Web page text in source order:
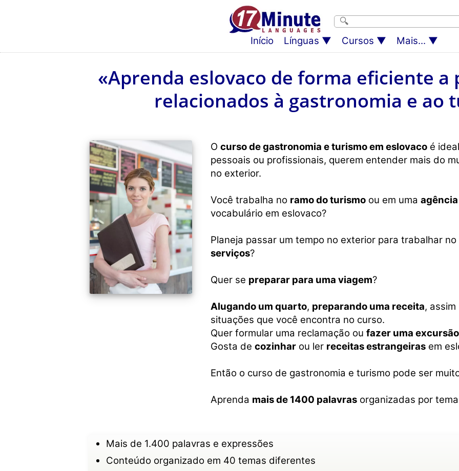
Início Línguas Cursos Mais...
«Aprenda eslovaco de forma eficiente
relacionados à gastronomia e ao
O curso de gastronomia e turismo em eslovaco é
pessoais ou profissionais, querem entender mais do
no exterior.
Você trabalha no ramo do turismo ou em uma
vocabulário em eslovaco?
Planeja passar um tempo no exterior para trabalhar
serviços?
Quer se preparar para uma viagem?
Alugando um quarto, preparando uma receita,
situações que você encontra no curso.
Quer formular uma reclamação ou fazer uma
Gosta de cozinhar ou ler receitas estrangeiras em
Então o curso de gastronomia e turismo pode ser
Aprenda mais de 1400 palavras organizadas por
Mais de 1.400 palavras e expressões
Conteúdo organizado em 40 temas diferentes